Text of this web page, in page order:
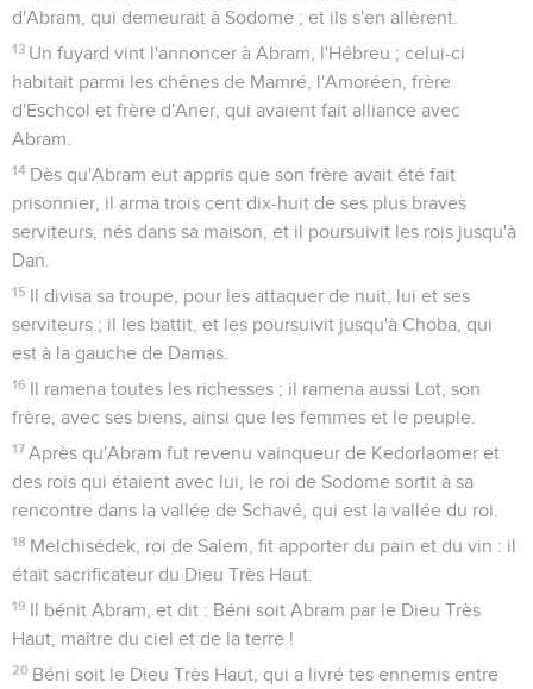
d'Abram, qui demeurait à Sodome ; et ils s'en allèrent.
13 Un fuyard vint l'annoncer à Abram, l'Hébreu ; celui-ci
habitait parmi les chênes de Mamré, l'Amoréen, frère
d'Eschcol et frère d'Aner, qui avaient fait alliance avec
Abram.
14 Dès qu'Abram eut appris que son frère avait été fait
prisonnier, il arma trois cent dix-huit de ses plus braves
serviteurs, nés dans sa maison, et il poursuivit les rois jusqu'à
Dan.
15 Il divisa sa troupe, pour les attaquer de nuit, lui et ses
serviteurs ; il les battit, et les poursuivit jusqu'à Choba, qui
est à la gauche de Damas.
16 Il ramena toutes les richesses ; il ramena aussi Lot, son
frère, avec ses biens, ainsi que les femmes et le peuple.
17 Après qu'Abram fut revenu vainqueur de Kedorlaomer et
des rois qui étaient avec lui, le roi de Sodome sortit à sa
rencontre dans la vallée de Schavé, qui est la vallée du roi.
18 Melchisédek, roi de Salem, fit apporter du pain et du vin : il
était sacrificateur du Dieu Très Haut.
19 Il bénit Abram, et dit : Béni soit Abram par le Dieu Très
Haut, maître du ciel et de la terre !
20 Béni soit le Dieu Très Haut, qui a livré tes ennemis entre